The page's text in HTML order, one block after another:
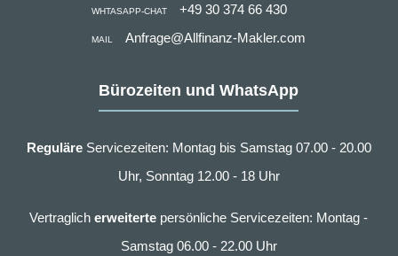
WHTASAPP-CHAT +49 30 374 66 430
MAIL Anfrage@Allfinanz-Makler.com
Bürozeiten und WhatsApp
ReguläreServicezeiten: Montag bis Samstag 07.00 - 20.00
Uhr, Sonntag 12.00 - 18 Uhr
Vertraglicherweiterte persönliche Servicezeiten: Montag -
Samstag 06.00 - 22.00 Uhr